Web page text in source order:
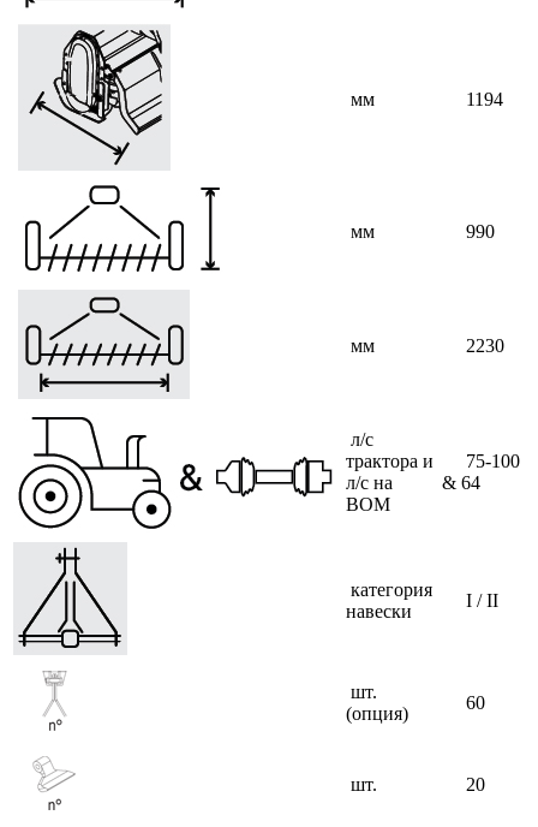
мм 1194
мм 990
мм 2230
л/с
трактора и
л/с на
ВОМ
75-100
& 64
категория
навески
I / II
шт.
(опция)
60
шт. 20